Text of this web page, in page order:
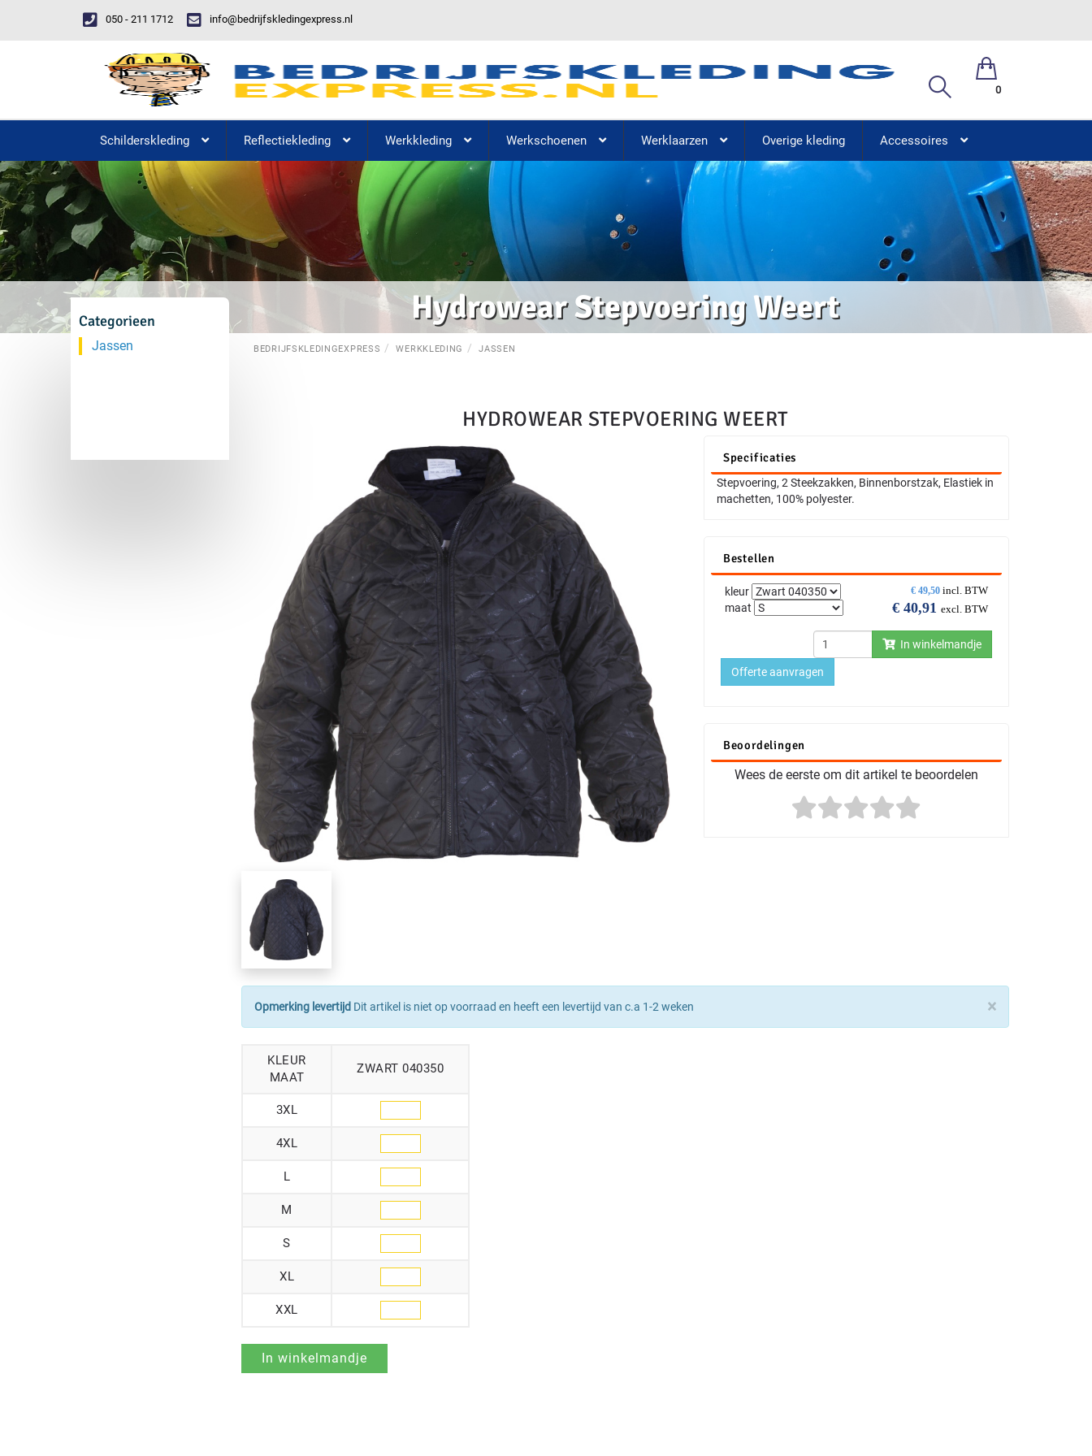
050 - 211 1712 info@bedrijfskledingexpress.nl
0
Schilderskleding Reflectiekleding Werkkleding Werkschoenen Werklaarzen Overige kleding Accessoires
Hydrowear Stepvoering Weert
BEDRIJFSKLEDINGEXPRESS WERKKLEDING JASSEN
HYDROWEAR STEPVOERING WEERT
Specificaties
Stepvoering, 2 Steekzakken, Binnenborstzak, Elastiek in
machetten, 100% polyester.
Bestellen
€ 49,50 incl. BTW
€ 40,91 excl. BTW
kleur
maat
In winkelmandje
Offerte aanvragen
Beoordelingen
Wees de eerste om dit artikel te beoordelen
×
Opmerking levertijd Dit artikel is niet op voorraad en heeft een levertijd van c.a 1-2 weken
KLEUR
MAAT
ZWART 040350
3XL
4XL
L
M
S
XL
XXL
Categorieen
Jassen